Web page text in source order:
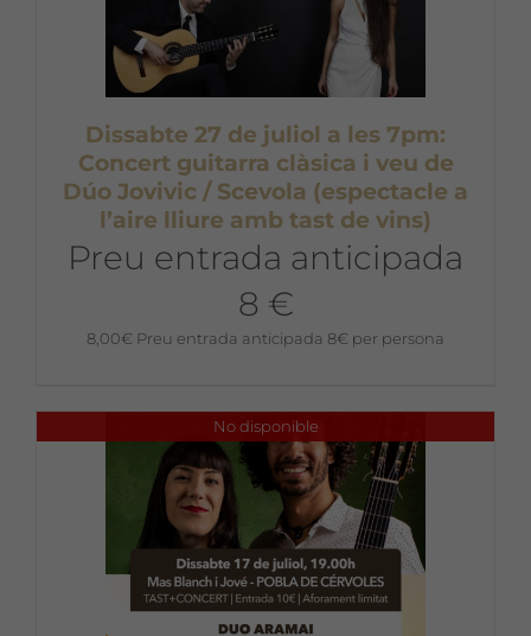
Dissabte 27 de juliol a les 7pm:
Concert guitarra clàsica i veu de
Dúo Jovivic / Scevola (espectacle a
l’aire lliure amb tast de vins)
Preu entrada anticipada
8 €
8,00€ Preu entrada anticipada 8€ per persona
No disponible